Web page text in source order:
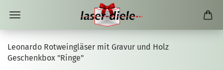
Leonardo Rotweingläser mit Gravur und Holz
Geschenkbox "Ringe"